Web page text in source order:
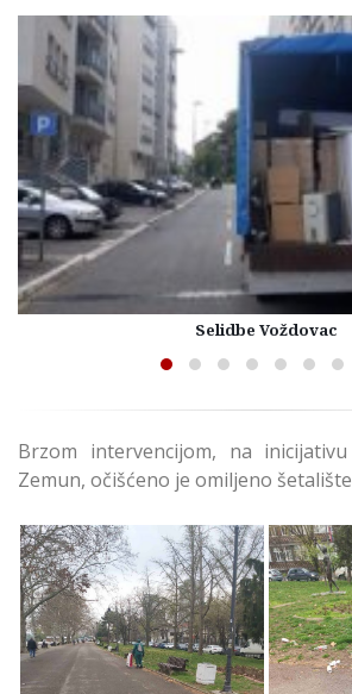
Selidbe Voždovac
Brzom intervencijom, na
Zemun, očišćeno je omiljeno
Čišćenje Zemunskog